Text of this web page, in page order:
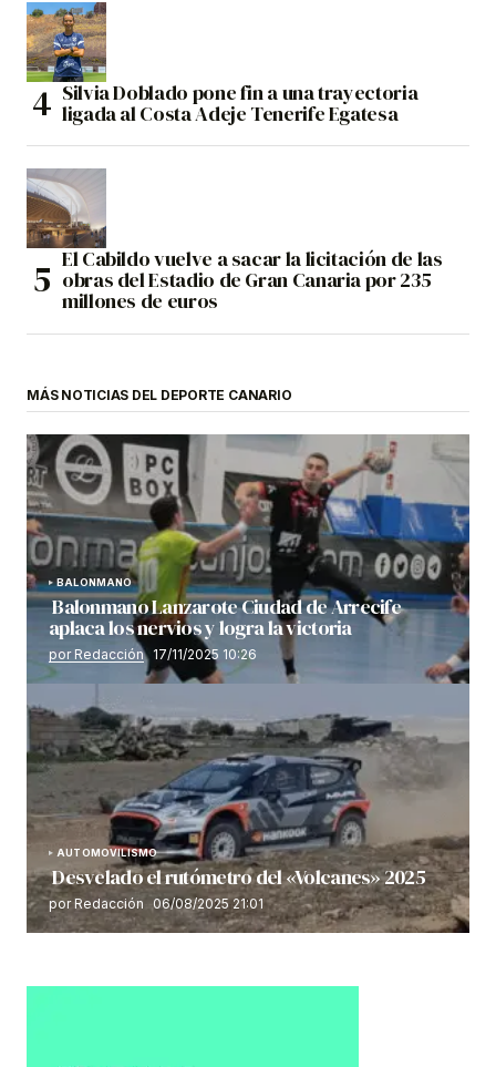
Silvia Doblado pone fin a una trayectoria
ligada al Costa Adeje Tenerife Egatesa
El Cabildo vuelve a sacar la licitación de las
obras del Estadio de Gran Canaria por 235
millones de euros
MÁS NOTICIAS DEL DEPORTE CANARIO
BALONMANO
Balonmano Lanzarote Ciudad de Arrecife
aplaca los nervios y logra la victoria
por Redacción 17/11/2025 10:26
AUTOMOVILISMO
Desvelado el rutómetro del «Volcanes» 2025
por Redacción 06/08/2025 21:01